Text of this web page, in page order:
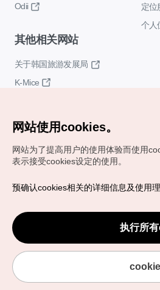
Odii
定位
个人
其他相关网站
关于韩国旅游发展局
K-Mice
Copyrights (c) 韩国旅游发展局版
VISITKOREA官方邮箱
chnsim@knto.or.kr
网站使用cookies。
网站为了提高用户的使用体验而使用
表示接受cookies设定的使用。
预确认cookies相关的详细信息及使用
执行所